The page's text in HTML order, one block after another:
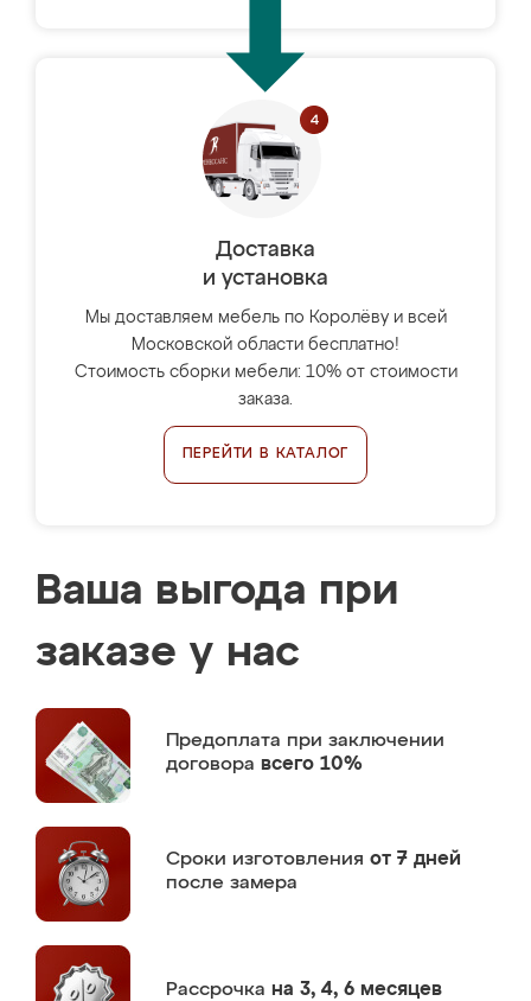
Доставка
и установка
Мы доставляем мебель по Королёву и всей
Московской области бесплатно!
Стоимость сборки мебели: 10% от стоимости
заказа.
ПЕРЕЙТИ В КАТАЛОГ
Ваша выгода при
заказе у нас
Предоплата при заключении
договора всего 10%
Сроки изготовления от 7 дней
после замера
Рассрочка на 3, 4, 6 месяцев